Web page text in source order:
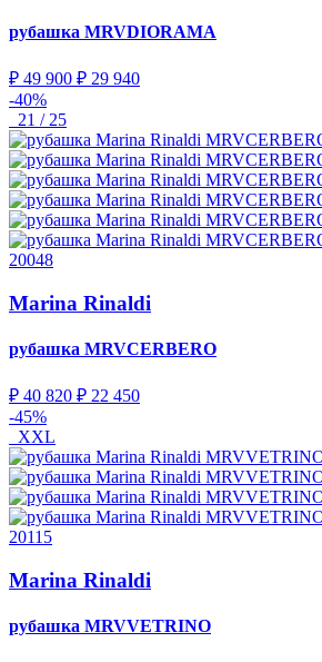
рубашка MRVDIORAMA
₽ 49 900 ₽ 29 940
-40%
21 / 25
20048
Marina Rinaldi
рубашка MRVCERBERO
₽ 40 820 ₽ 22 450
-45%
XXL
20115
Marina Rinaldi
рубашка MRVVETRINO